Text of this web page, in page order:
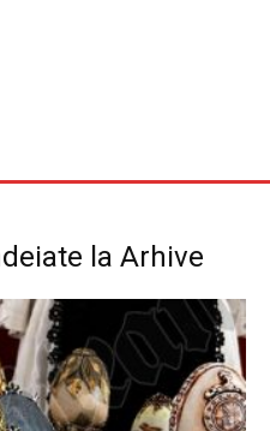
la Arhive